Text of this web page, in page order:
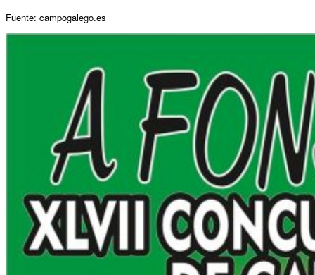
Fuente: campogalego.es